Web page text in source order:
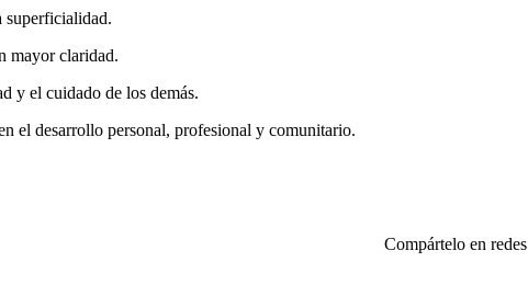
superficialidad.
mayor claridad.
y el cuidado de los demás.
el desarrollo personal, profesional y comunitario.
Compártelo en redes